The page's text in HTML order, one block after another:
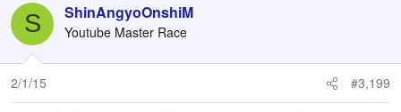
S ShinAngyoOnshiM
Youtube Master Race
2/1/15 #3,199